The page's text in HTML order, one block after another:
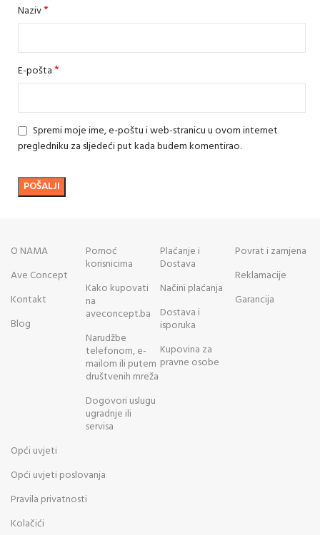
Naziv*
E-pošta*
Spremi moje ime, e-poštu i web-stranicu u ovom internet
pregledniku za sljedeći put kada budem komentirao.
O NAMA
Ave Concept
Kontakt
Blog
Pomoć
korisnicima
Kako kupovati
na
aveconcept.ba
Narudžbe
telefonom, e-
mailom ili putem
društvenih mreža
Dogovori uslugu
ugradnje ili
servisa
Plaćanje i
Dostava
Načini plaćanja
Dostava i
isporuka
Kupovina za
pravne osobe
Povrat i zamjena
Reklamacije
Garancija
Opći uvjeti
Opći uvjeti poslovanja
Pravila privatnosti
Kolačići